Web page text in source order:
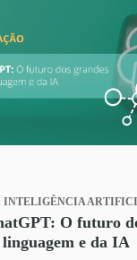
INTELIGÊNCIA
O futuro
linguagem e da IA